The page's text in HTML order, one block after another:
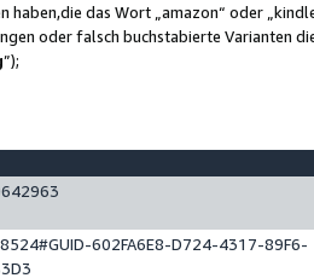
das Wort „amazon“ oder
oder falsch buchstabierte Varianten
”);
602FA6E8-D724-4317-89F6-